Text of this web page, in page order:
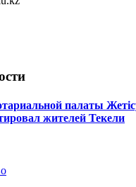
палаты
жителей Текели